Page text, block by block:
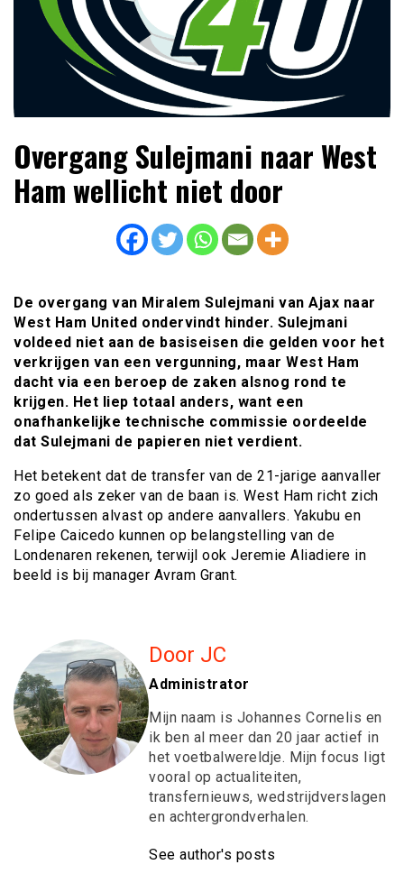
Voetbal4U.com Voetbalnieuws |
Transfers, Eredivisie &
Internationaal voetbal |
transferupdates, analyses en achtergronden over clubs,
spelers en competities uit binnen- en buitenland.
Overgang Sulejmani naar West
Ham wellicht niet door
De overgang van Miralem Sulejmani van Ajax naar
West Ham United ondervindt hinder. Sulejmani
voldeed niet aan de basiseisen die gelden voor het
verkrijgen van een vergunning, maar West Ham
dacht via een beroep de zaken alsnog rond te
krijgen. Het liep totaal anders, want een
onafhankelijke technische commissie oordeelde
dat Sulejmani de papieren niet verdient.
Het betekent dat de transfer van de 21-jarige aanvaller
zo goed als zeker van de baan is. West Ham richt zich
ondertussen alvast op andere aanvallers. Yakubu en
Felipe Caicedo kunnen op belangstelling van de
Londenaren rekenen, terwijl ook Jeremie Aliadiere in
beeld is bij manager Avram Grant.
Door JC
Administrator
Mijn naam is Johannes Cornelis en
ik ben al meer dan 20 jaar actief in
het voetbalwereldje. Mijn focus ligt
vooral op actualiteiten,
transfernieuws, wedstrijdverslagen
en achtergrondverhalen.
See author's posts